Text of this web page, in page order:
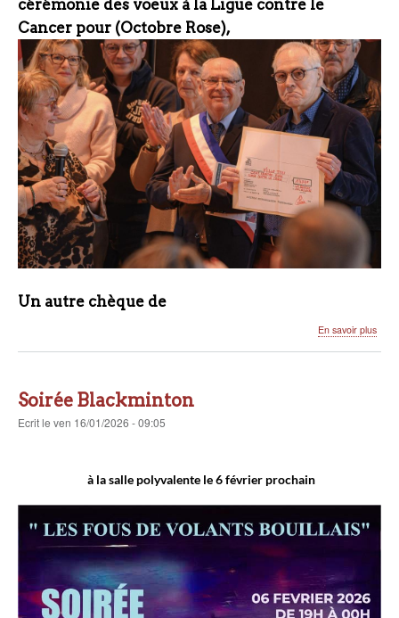
cérémonie des voeux à la Ligue contre le
Cancer pour (Octobre Rose),
Un autre chèque de
En savoir plussur
Soirée Blackminton
Ecritle ven 16/01/2026 - 09:05
à la salle polyvalente le 6 février prochain